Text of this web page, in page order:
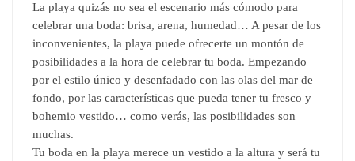
La playa quizás no sea el escenario más cómodo para
celebrar una boda: brisa, arena, humedad… A pesar de los
inconvenientes, la playa puede ofrecerte un montón de
posibilidades a la hora de celebrar tu boda. Empezando
por el estilo único y desenfadado con las olas del mar de
fondo, por las características que pueda tener tu fresco y
bohemio vestido… como verás, las posibilidades son
muchas.
Tu boda en la playa merece un vestido a la altura y será tu